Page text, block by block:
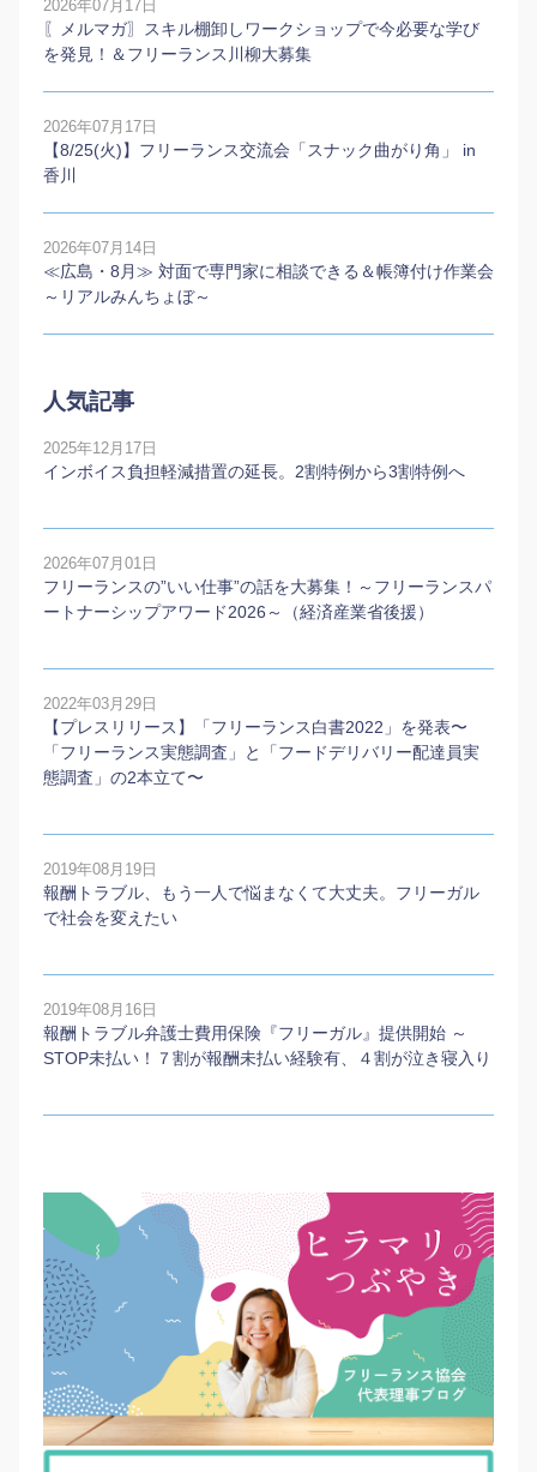
2026年07月17日
〖メルマガ〗スキル棚卸しワークショップで今必要な学び
を発見！＆フリーランス川柳大募集
2026年07月17日
【8/25(火)】フリーランス交流会「スナック曲がり角」 in
香川
2026年07月14日
≪広島・8月≫ 対面で専門家に相談できる＆帳簿付け作業会
～リアルみんちょぼ～
人気記事
2025年12月17日
インボイス負担軽減措置の延長。2割特例から3割特例へ
2026年07月01日
フリーランスの”いい仕事”の話を大募集！～フリーランスパ
ートナーシップアワード2026～（経済産業省後援）
2022年03月29日
【プレスリリース】「フリーランス白書2022」を発表〜
「フリーランス実態調査」と「フードデリバリー配達員実
態調査」の2本⽴て〜
2019年08月19日
報酬トラブル、もう一人で悩まなくて大丈夫。フリーガル
で社会を変えたい
2019年08月16日
報酬トラブル弁護士費用保険『フリーガル』提供開始 ～
STOP未払い！７割が報酬未払い経験有、４割が泣き寝入り